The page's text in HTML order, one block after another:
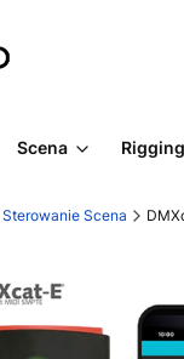
Scena Rigging
Sterowanie Scena